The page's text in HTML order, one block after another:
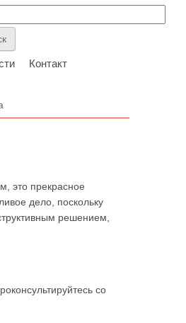
Контакт
это прекрасное
дело, поскольку
решением,
со